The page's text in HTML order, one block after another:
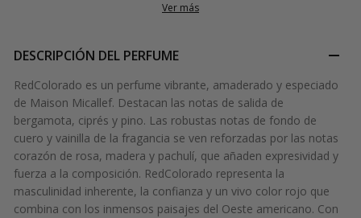
Ver más
DESCRIPCIÓN DEL PERFUME
RedColorado es un perfume vibrante, amaderado y especiado
de Maison Micallef. Destacan las notas de salida de
bergamota, ciprés y pino. Las robustas notas de fondo de
cuero y vainilla de la fragancia se ven reforzadas por las notas
corazón de rosa, madera y pachulí, que añaden expresividad y
fuerza a la composición. RedColorado representa la
masculinidad inherente, la confianza y un vivo color rojo que
combina con los inmensos paisajes del Oeste americano. Con